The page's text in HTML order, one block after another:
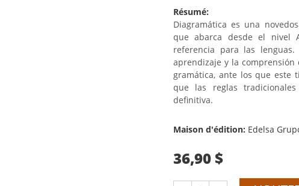
Résumé:
Diagramática es una
que abarca desde el nivel
referencia para las
aprendizaje y la
gramática, ante los que este
que las reglas
definitiva.
Maison d'édition: Edelsa
36,90 $